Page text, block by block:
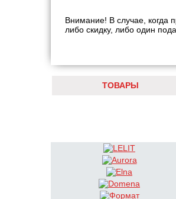
Внимание! В случае, когда
либо скидку, либо один
ТОВАРЫ